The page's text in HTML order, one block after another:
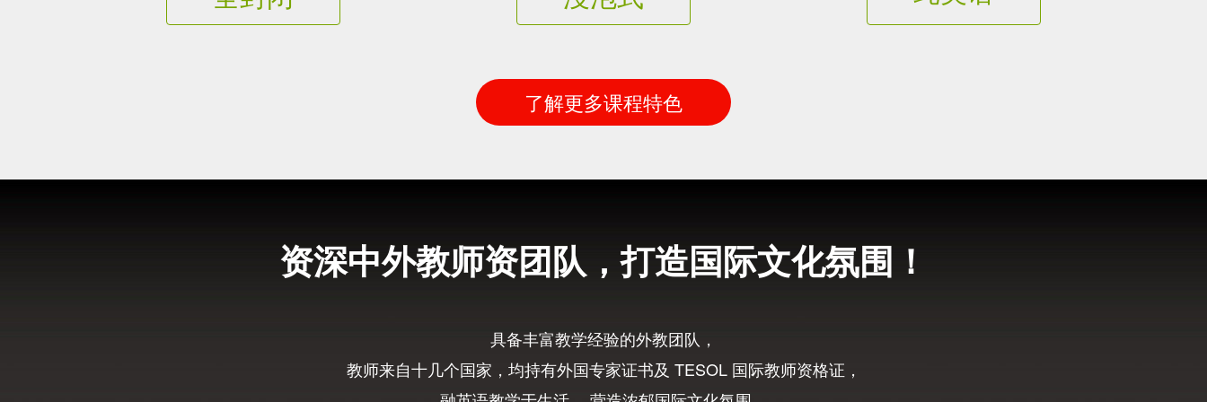
了解更多课程特色
资深中外教师资团队，打造国际文化氛围！
具备丰富教学经验的外教团队，
教师来自十几个国家，均持有外国专家证书及 TESOL 国际教师资格证，